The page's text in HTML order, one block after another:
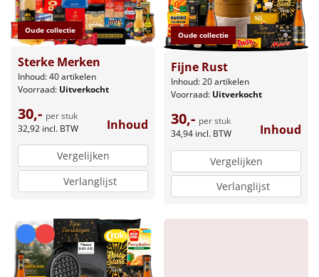
Borrelplank
Warmtekussen
Slowcooker POPULAIR
Noodradio NIEUW
Deken (fleece plaid)
Alle artikelen
Overige
Ideeën
Oude collectie
Sterke Merken
Inhoud: 40 artikelen
Voorraad: Uitverkocht
30,- per stuk
32,92 incl. BTW Inhoud
Vergelijken
Verlanglijst
Oude collectie
Fijne Rust
Inhoud: 20 artikelen
Voorraad: Uitverkocht
30,- per stuk
34,94 incl. BTW Inhoud
Vergelijken
Verlanglijst